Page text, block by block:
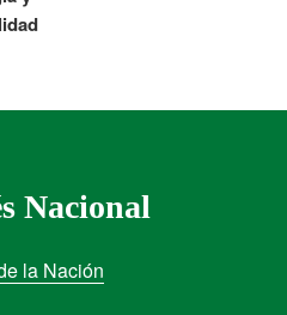
Nacional
la Nación